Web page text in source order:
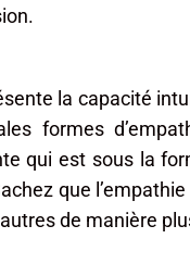
la capacité
formes
qui est sous la
que
de manière